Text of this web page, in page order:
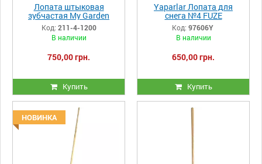
Лопата штыковая
зубчастая My Garden
"WOODY",211-4-1200
Код: 211-4-1200
В наличии
750,00 грн.
Купить
Yaparlar Лопата для
снега №4 FUZE
Код: 97606Y
В наличии
650,00 грн.
Купить
НОВИНКА